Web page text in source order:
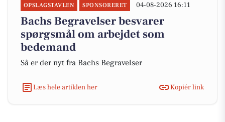
OPSLAGSTAVLEN SPONSORERET 04-08-2026 16:11
Bachs Begravelser besvarer
spørgsmål om arbejdet som
bedemand
Så er der nyt fra Bachs Begravelser
Læs hele artiklen her Kopiér link